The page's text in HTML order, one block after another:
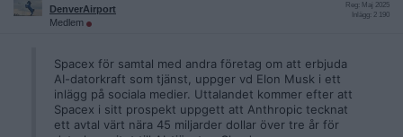
DenverAirport
Medlem
Reg: Maj 2025
Inlägg: 2 190
Spacex för samtal med andra företag om att erbjuda
AI-datorkraft som tjänst, uppger vd Elon Musk i ett
inlägg på sociala medier. Uttalandet kommer efter att
Spacex i sitt prospekt uppgett att Anthropic tecknat
ett avtal värt nära 45 miljarder dollar över tre år för